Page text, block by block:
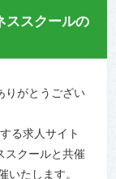
ススクールの
りがとうござい
る求人サイト
スクールと共催
いたします。